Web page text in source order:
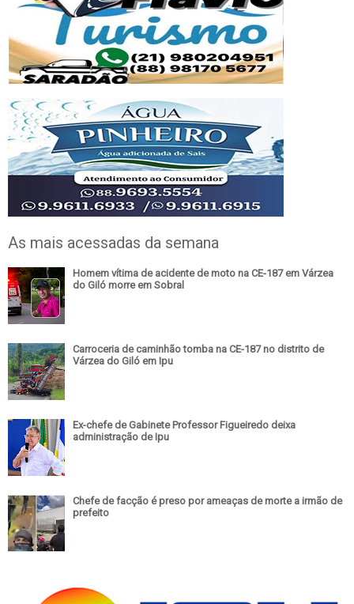
As mais acessadas da semana
Homem vítima de acidente de moto na CE-187 em Várzea
do Giló morre em Sobral
Carroceria de caminhão tomba na CE-187 no distrito de
Várzea do Giló em Ipu
Ex-chefe de Gabinete Professor Figueiredo deixa
administração de Ipu
Chefe de facção é preso por ameaças de morte a irmão de
prefeito